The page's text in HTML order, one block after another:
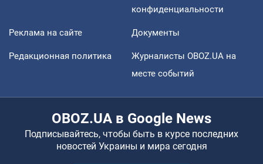
конфиденциальности
Реклама на сайте Документы
Редакционная политика
Журналисты OBOZ.UA на
месте событий
OBOZ.UA в Google News
Подписывайтесь, чтобы быть в курсе последних
новостей Украины и мира сегодня